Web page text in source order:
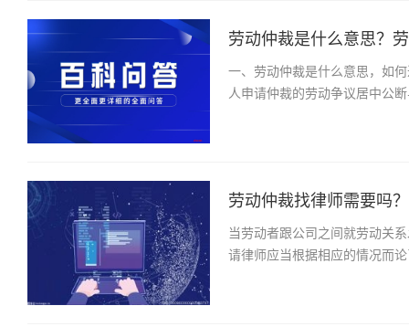
劳动仲裁是什么意思？
一、劳动仲裁是什么意思，如
人申请仲裁的劳动争议居中公
劳动仲裁找律师需要吗
当劳动者跟公司之间就劳动关
请律师应当根据相应的情况而